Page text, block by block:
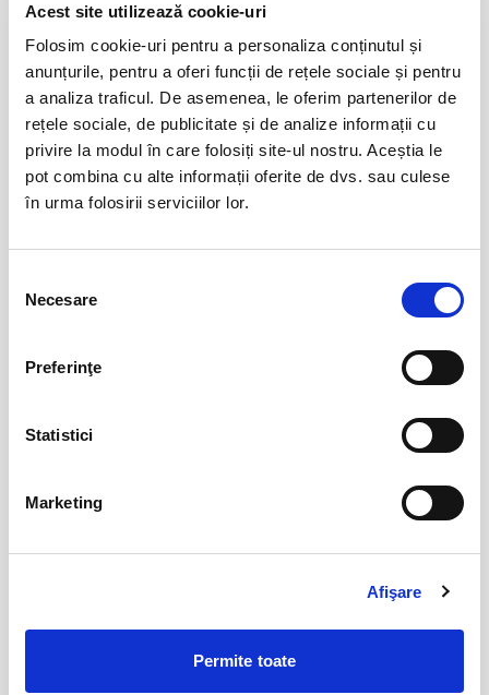
Acest site utilizează cookie-uri
Folosim cookie-uri pentru a personaliza conținutul și
anunțurile, pentru a oferi funcții de rețele sociale și pentru
a analiza traficul. De asemenea, le oferim partenerilor de
rețele sociale, de publicitate și de analize informații cu
privire la modul în care folosiți site-ul nostru. Aceștia le
pot combina cu alte informații oferite de dvs. sau culese
în urma folosirii serviciilor lor.
consimțământului
Necesare
Preferinţe
Statistici
Marketing
Afişare
Permite toate
Spectacolul este realizat cu sprijinul UNITER și în colaborare cu
Asociația Mama Mofturescu
Rezervări la: 0754 990 017 sau rezervari@teatrulcoquette.ro
www.teatrulcoquette.ro
CONTINUARE
15
aug
16
aug
Femei bune pentru barbati nebuni 22